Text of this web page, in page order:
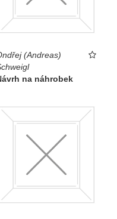
(Andreas)
na náhrobek